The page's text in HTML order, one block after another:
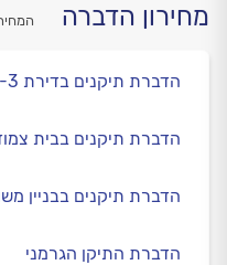
מחירון הדברה
הדברת תיקנים בדירת 1-3 חדרים
הדברת תיקנים בבית
הדברת תיקנים בבניין
הדברת התיקן הגרמני